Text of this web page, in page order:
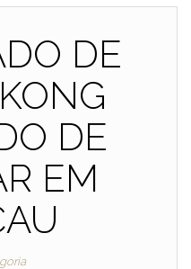
DE
DE
EM